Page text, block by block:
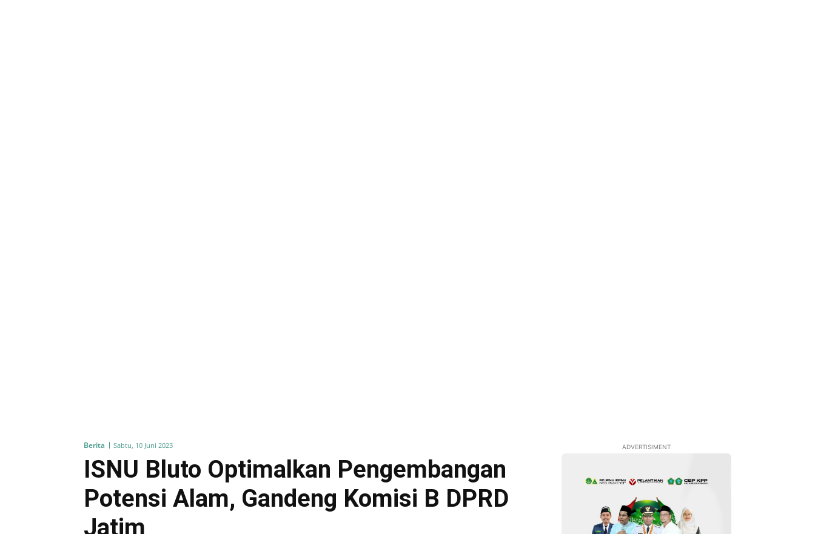
Berita Sabtu, 10 Juni 2023
ISNU Bluto Optimalkan Pengembangan
Potensi Alam, Gandeng Komisi B DPRD
Jatim
ADVERTISIMENT